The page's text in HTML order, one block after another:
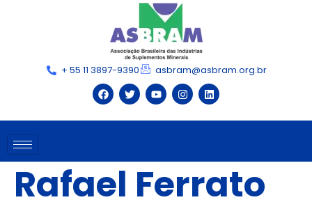
+ 55 11 3897-9390 asbram@asbram.org.br
Rafael Ferrato